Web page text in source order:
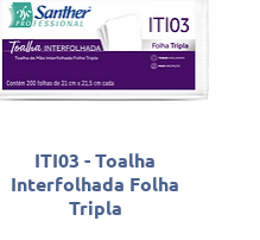
ITI03 - Toalha
Interfolhada Folha
Tripla